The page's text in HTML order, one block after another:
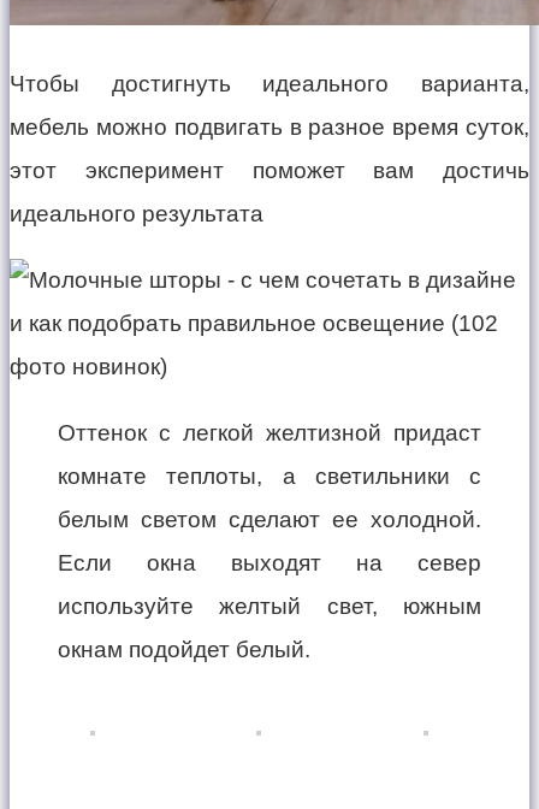
Чтобы достигнуть идеального варианта,
мебель можно подвигать в разное время суток,
этот эксперимент поможет вам достичь
идеального результата
Оттенок с легкой желтизной придаст
комнате теплоты, а светильники с
белым светом сделают ее холодной.
Если окна выходят на север
используйте желтый свет, южным
окнам подойдет белый.